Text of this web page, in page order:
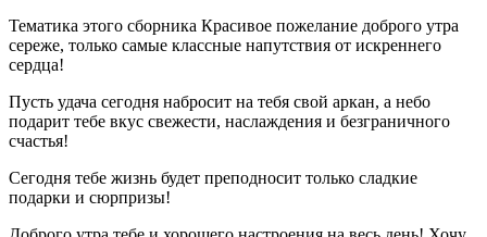
Тематика этого сборника Красивое пожелание доброго утра
сереже, только самые классные напутствия от искреннего
сердца!
Пусть удача сегодня набросит на тебя свой аркан, а небо
подарит тебе вкус свежести, наслаждения и безграничного
счастья!
Сегодня тебе жизнь будет преподносит только сладкие
подарки и сюрпризы!